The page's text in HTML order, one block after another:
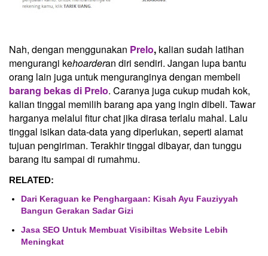
Nah, dengan menggunakan Prelo, kalian sudah latihan
mengurangi kehoarderan diri sendiri. Jangan lupa bantu
orang lain juga untuk menguranginya dengan membeli
barang bekas di Prelo. Caranya juga cukup mudah kok,
kalian tinggal memilih barang apa yang ingin dibeli. Tawar
harganya melalui fitur chat jika dirasa terlalu mahal. Lalu
tinggal isikan data-data yang diperlukan, seperti alamat
tujuan pengiriman. Terakhir tinggal dibayar, dan tunggu
barang itu sampai di rumahmu.
RELATED:
Dari Keraguan ke Penghargaan: Kisah Ayu Fauziyyah
Bangun Gerakan Sadar Gizi
Jasa SEO Untuk Membuat Visibiltas Website Lebih
Meningkat